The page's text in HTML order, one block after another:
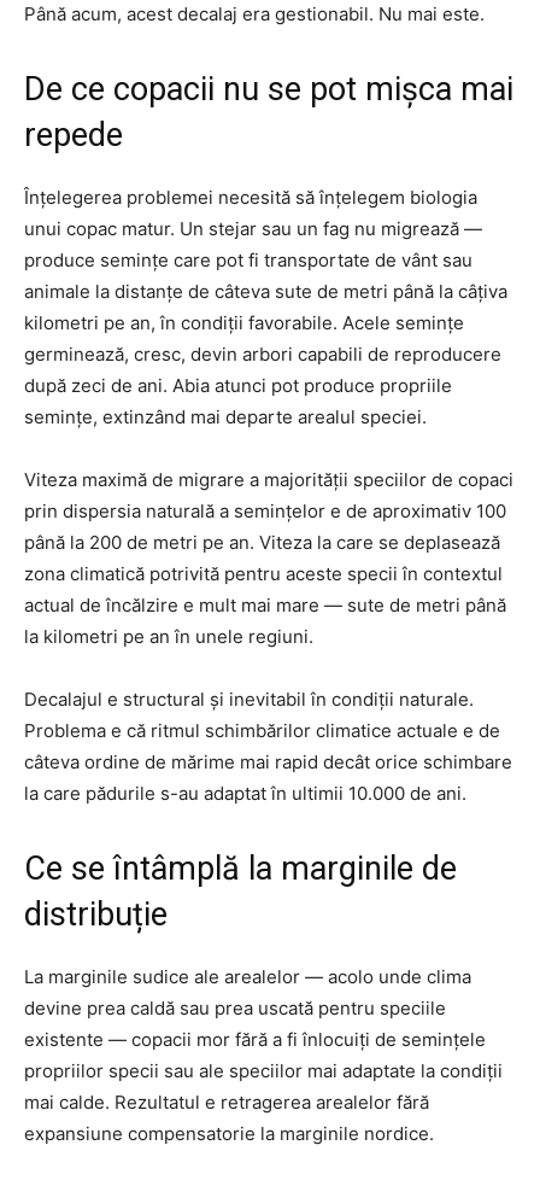
Până acum, acest decalaj era gestionabil. Nu mai este.
De ce copacii nu se pot mișca mai
repede
Înțelegerea problemei necesită să înțelegem biologia
unui copac matur. Un stejar sau un fag nu migrează —
produce semințe care pot fi transportate de vânt sau
animale la distanțe de câteva sute de metri până la câțiva
kilometri pe an, în condiții favorabile. Acele semințe
germinează, cresc, devin arbori capabili de reproducere
după zeci de ani. Abia atunci pot produce propriile
semințe, extinzând mai departe arealul speciei.
Viteza maximă de migrare a majorității speciilor de copaci
prin dispersia naturală a semințelor e de aproximativ 100
până la 200 de metri pe an. Viteza la care se deplasează
zona climatică potrivită pentru aceste specii în contextul
actual de încălzire e mult mai mare — sute de metri până
la kilometri pe an în unele regiuni.
Decalajul e structural și inevitabil în condiții naturale.
Problema e că ritmul schimbărilor climatice actuale e de
câteva ordine de mărime mai rapid decât orice schimbare
la care pădurile s-au adaptat în ultimii 10.000 de ani.
Ce se întâmplă la marginile de
distribuție
La marginile sudice ale arealelor — acolo unde clima
devine prea caldă sau prea uscată pentru speciile
existente — copacii mor fără a fi înlocuiți de semințele
propriilor specii sau ale speciilor mai adaptate la condiții
mai calde. Rezultatul e retragerea arealelor fără
expansiune compensatorie la marginile nordice.